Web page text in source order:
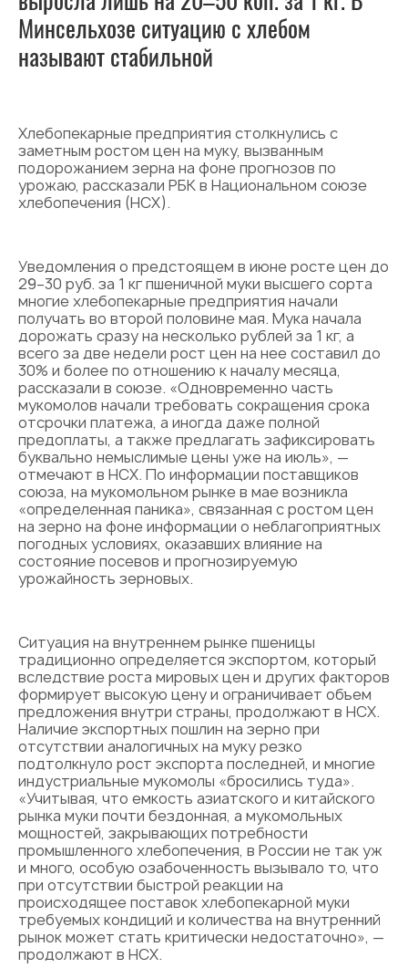
Минсельхозе ситуацию с хлебом
называют стабильной
Хлебопекарные предприятия столкнулись с
заметным ростом цен на муку, вызванным
подорожанием зерна на фоне прогнозов по
урожаю, рассказали РБК в Национальном союзе
хлебопечения (НСХ).
Уведомления о предстоящем в июне росте цен до
29–30 руб. за 1 кг пшеничной муки высшего сорта
многие хлебопекарные предприятия начали
получать во второй половине мая. Мука начала
дорожать сразу на несколько рублей за 1 кг, а
всего за две недели рост цен на нее составил до
30% и более по отношению к началу месяца,
рассказали в союзе. «Одновременно часть
мукомолов начали требовать сокращения срока
отсрочки платежа, а иногда даже полной
предоплаты, а также предлагать зафиксировать
буквально немыслимые цены уже на июль», —
отмечают в НСХ. По информации поставщиков
союза, на мукомольном рынке в мае возникла
«определенная паника», связанная с ростом цен
на зерно на фоне информации о неблагоприятных
погодных условиях, оказавших влияние на
состояние посевов и прогнозируемую
урожайность зерновых.
Ситуация на внутреннем рынке пшеницы
традиционно определяется экспортом, который
вследствие роста мировых цен и других факторов
формирует высокую цену и ограничивает объем
предложения внутри страны, продолжают в НСХ.
Наличие экспортных пошлин на зерно при
отсутствии аналогичных на муку резко
подтолкнуло рост экспорта последней, и многие
индустриальные мукомолы «бросились туда».
«Учитывая, что емкость азиатского и китайского
рынка муки почти бездонная, а мукомольных
мощностей, закрывающих потребности
промышленного хлебопечения, в России не так уж
и много, особую озабоченность вызывало то, что
при отсутствии быстрой реакции на
происходящее поставок хлебопекарной муки
требуемых кондиций и количества на внутренний
рынок может стать критически недостаточно», —
продолжают в НСХ.